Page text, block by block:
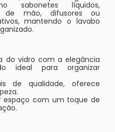
líquidos,
de mão, difusores ou
mantendo o lavabo
do vidro com a elegância
ideal para organizar
de qualidade, oferece
espaço com um toque de